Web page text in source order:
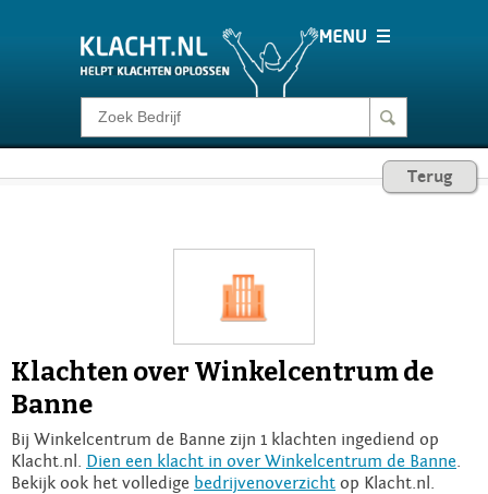
Klacht melden
Login
Terug
Klachten over Winkelcentrum de
Banne
Bij Winkelcentrum de Banne zijn 1 klachten ingediend op
Klacht.nl. Dien een klacht in over Winkelcentrum de Banne
Bekijk ook het volledige bedrijvenoverzicht op Klacht.nl.